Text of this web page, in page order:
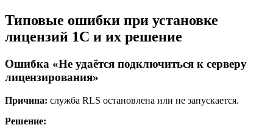
Типовые ошибки при установке
лицензий 1С и их решение
Ошибка «Не удаётся подключиться к серверу
лицензирования»
Причина: служба RLS остановлена или не запускается.
Решение: